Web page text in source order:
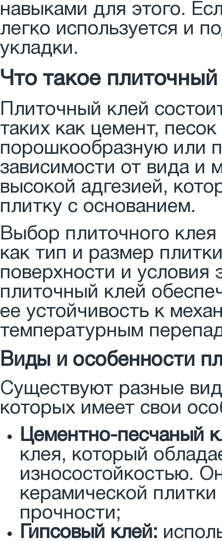
навыками для этого.
легко используется и
укладки.
Что такое
Плиточный клей
таких как цемент,
порошкообразную или
зависимости от вида и
высокой адгезией,
плитку с основанием.
Выбор плиточного
как тип и размер
поверхности и условия
плиточный клей
ее устойчивость к
температурным
Виды и особенности
Существуют разные
которых имеет свои
Цементно-песчаный
клея, который
износостойкостью.
керамической
прочности;
Гипсовый клей: